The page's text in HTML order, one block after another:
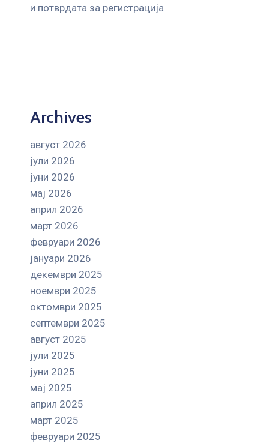
и потврдата за регистрација
Archives
август 2026
јули 2026
јуни 2026
мај 2026
април 2026
март 2026
февруари 2026
јануари 2026
декември 2025
ноември 2025
октомври 2025
септември 2025
август 2025
јули 2025
јуни 2025
мај 2025
април 2025
март 2025
февруари 2025